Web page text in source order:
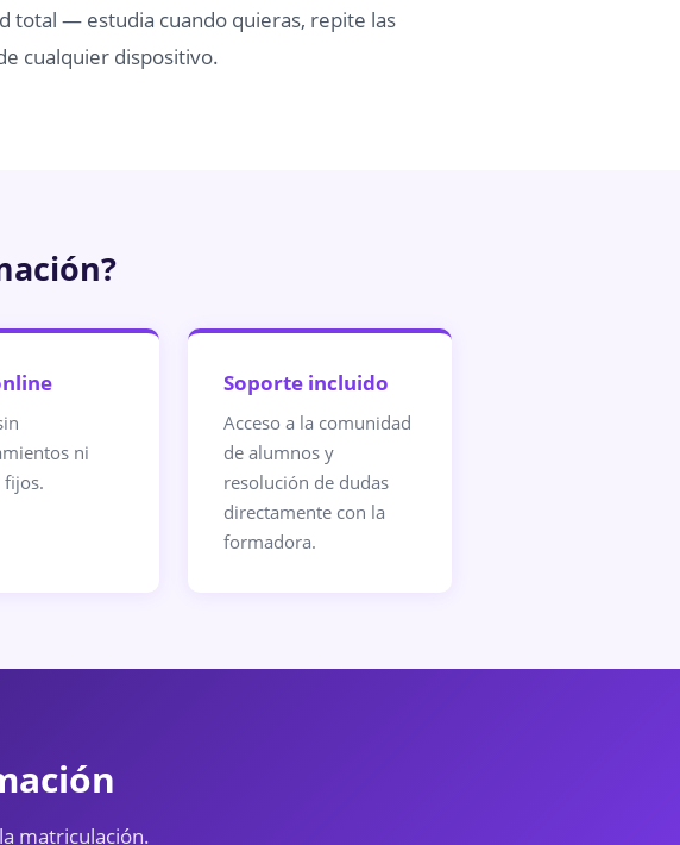
total — estudia cuando quieras, repite las
cualquier dispositivo.
ni
fijos.
Soporte incluido
Acceso a la comunidad
de alumnos y
resolución de dudas
directamente con la
formadora.
matriculación.